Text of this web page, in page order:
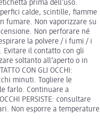
prima dell’uso.
calde, scintille, fiamme
fumare. Non vaporizzare su
Non perforare né
la polvere / i fumi / i
Evitare il contatto con gli
soltanto all’aperto o in
CON GLI OCCHI:
minuti. Togliere le
farlo. Continuare a
PERSISTE: consultare
Non esporre a temperature